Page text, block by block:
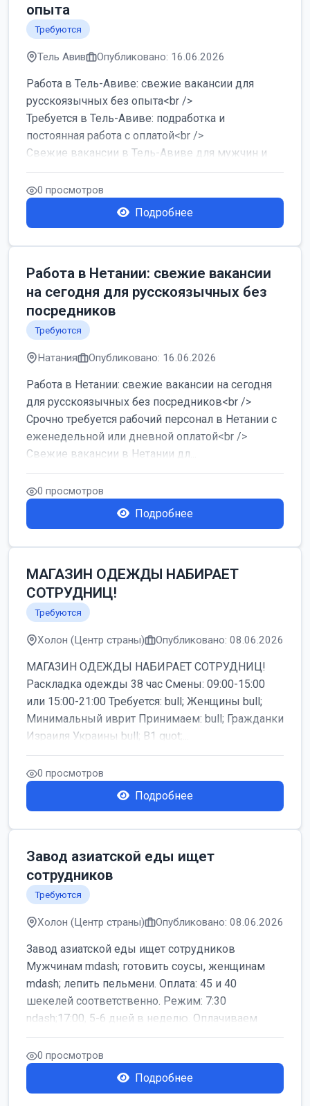
опыта
Требуются
Тель Авив Опубликовано: 16.06.2026
Работа в Тель-Авиве: свежие вакансии для
русскоязычных без опыта<br />
Требуется в Тель-Авиве: подработка и
постоянная работа с оплатой<br />
Свежие вакансии в Тель-Авиве для мужчин и
женщин от хозя...
0 просмотров
Подробнее
Работа в Нетании: свежие вакансии
на сегодня для русскоязычных без
посредников
Требуются
Натания Опубликовано: 16.06.2026
Работа в Нетании: свежие вакансии на сегодня
для русскоязычных без посредников<br />
Срочно требуется рабочий персонал в Нетании с
еженедельной или дневной оплатой<br />
Свежие вакансии в Нетании дл...
0 просмотров
Подробнее
МАГАЗИН ОДЕЖДЫ НАБИРАЕТ
СОТРУДНИЦ!
Требуются
Холон (Центр страны) Опубликовано: 08.06.2026
МАГАЗИН ОДЕЖДЫ НАБИРАЕТ СОТРУДНИЦ!
Раскладка одежды 38 час Смены: 09:00-15:00
или 15:00-21:00 Требуется: bull; Женщины bull;
Минимальный иврит Принимаем: bull; Гражданки
Израиля Украины bull; B1 quot;...
0 просмотров
Подробнее
Завод азиатской еды ищет
сотрудников
Требуются
Холон (Центр страны) Опубликовано: 08.06.2026
Завод азиатской еды ищет сотрудников
Мужчинам mdash; готовить соусы, женщинам
mdash; лепить пельмени. Оплата: 45 и 40
шекелей соответственно. Режим: 7:30
ndash;17:00, 5-6 дней в неделю. Оплачиваем
дор...
0 просмотров
Подробнее